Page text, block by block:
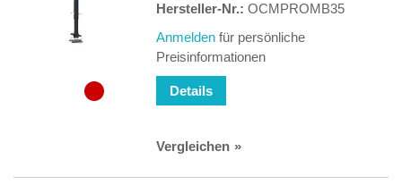
Hersteller-Nr.: OCMPROMB35
Anmelden für persönliche
Preisinformationen
Details
Vergleichen